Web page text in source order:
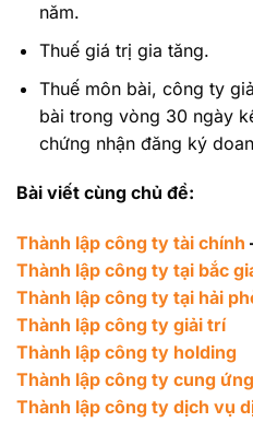
năm.
Thuế giá trị gia tăng.
Thuế môn bài, công ty
bài trong vòng 30 ngày
chứng nhận đăng ký
Bài viết cùng chủ đề:
Thành lập công ty tài chính
Thành lập công ty tại bắc
Thành lập công ty tại hải
Thành lập công ty giải trí
Thành lập công ty holding
Thành lập công ty cung
Thành lập công ty dịch vụ